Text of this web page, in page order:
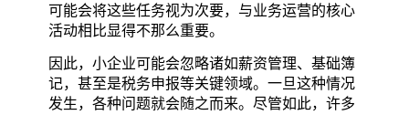
可能会将这些任务视为次要，与业务运营的核心
活动相比显得不那么重要。
因此，小企业可能会忽略诸如薪资管理、基础簿
记，甚至是税务申报等关键领域。一旦这种情况
发生，各种问题就会随之而来。尽管如此，许多